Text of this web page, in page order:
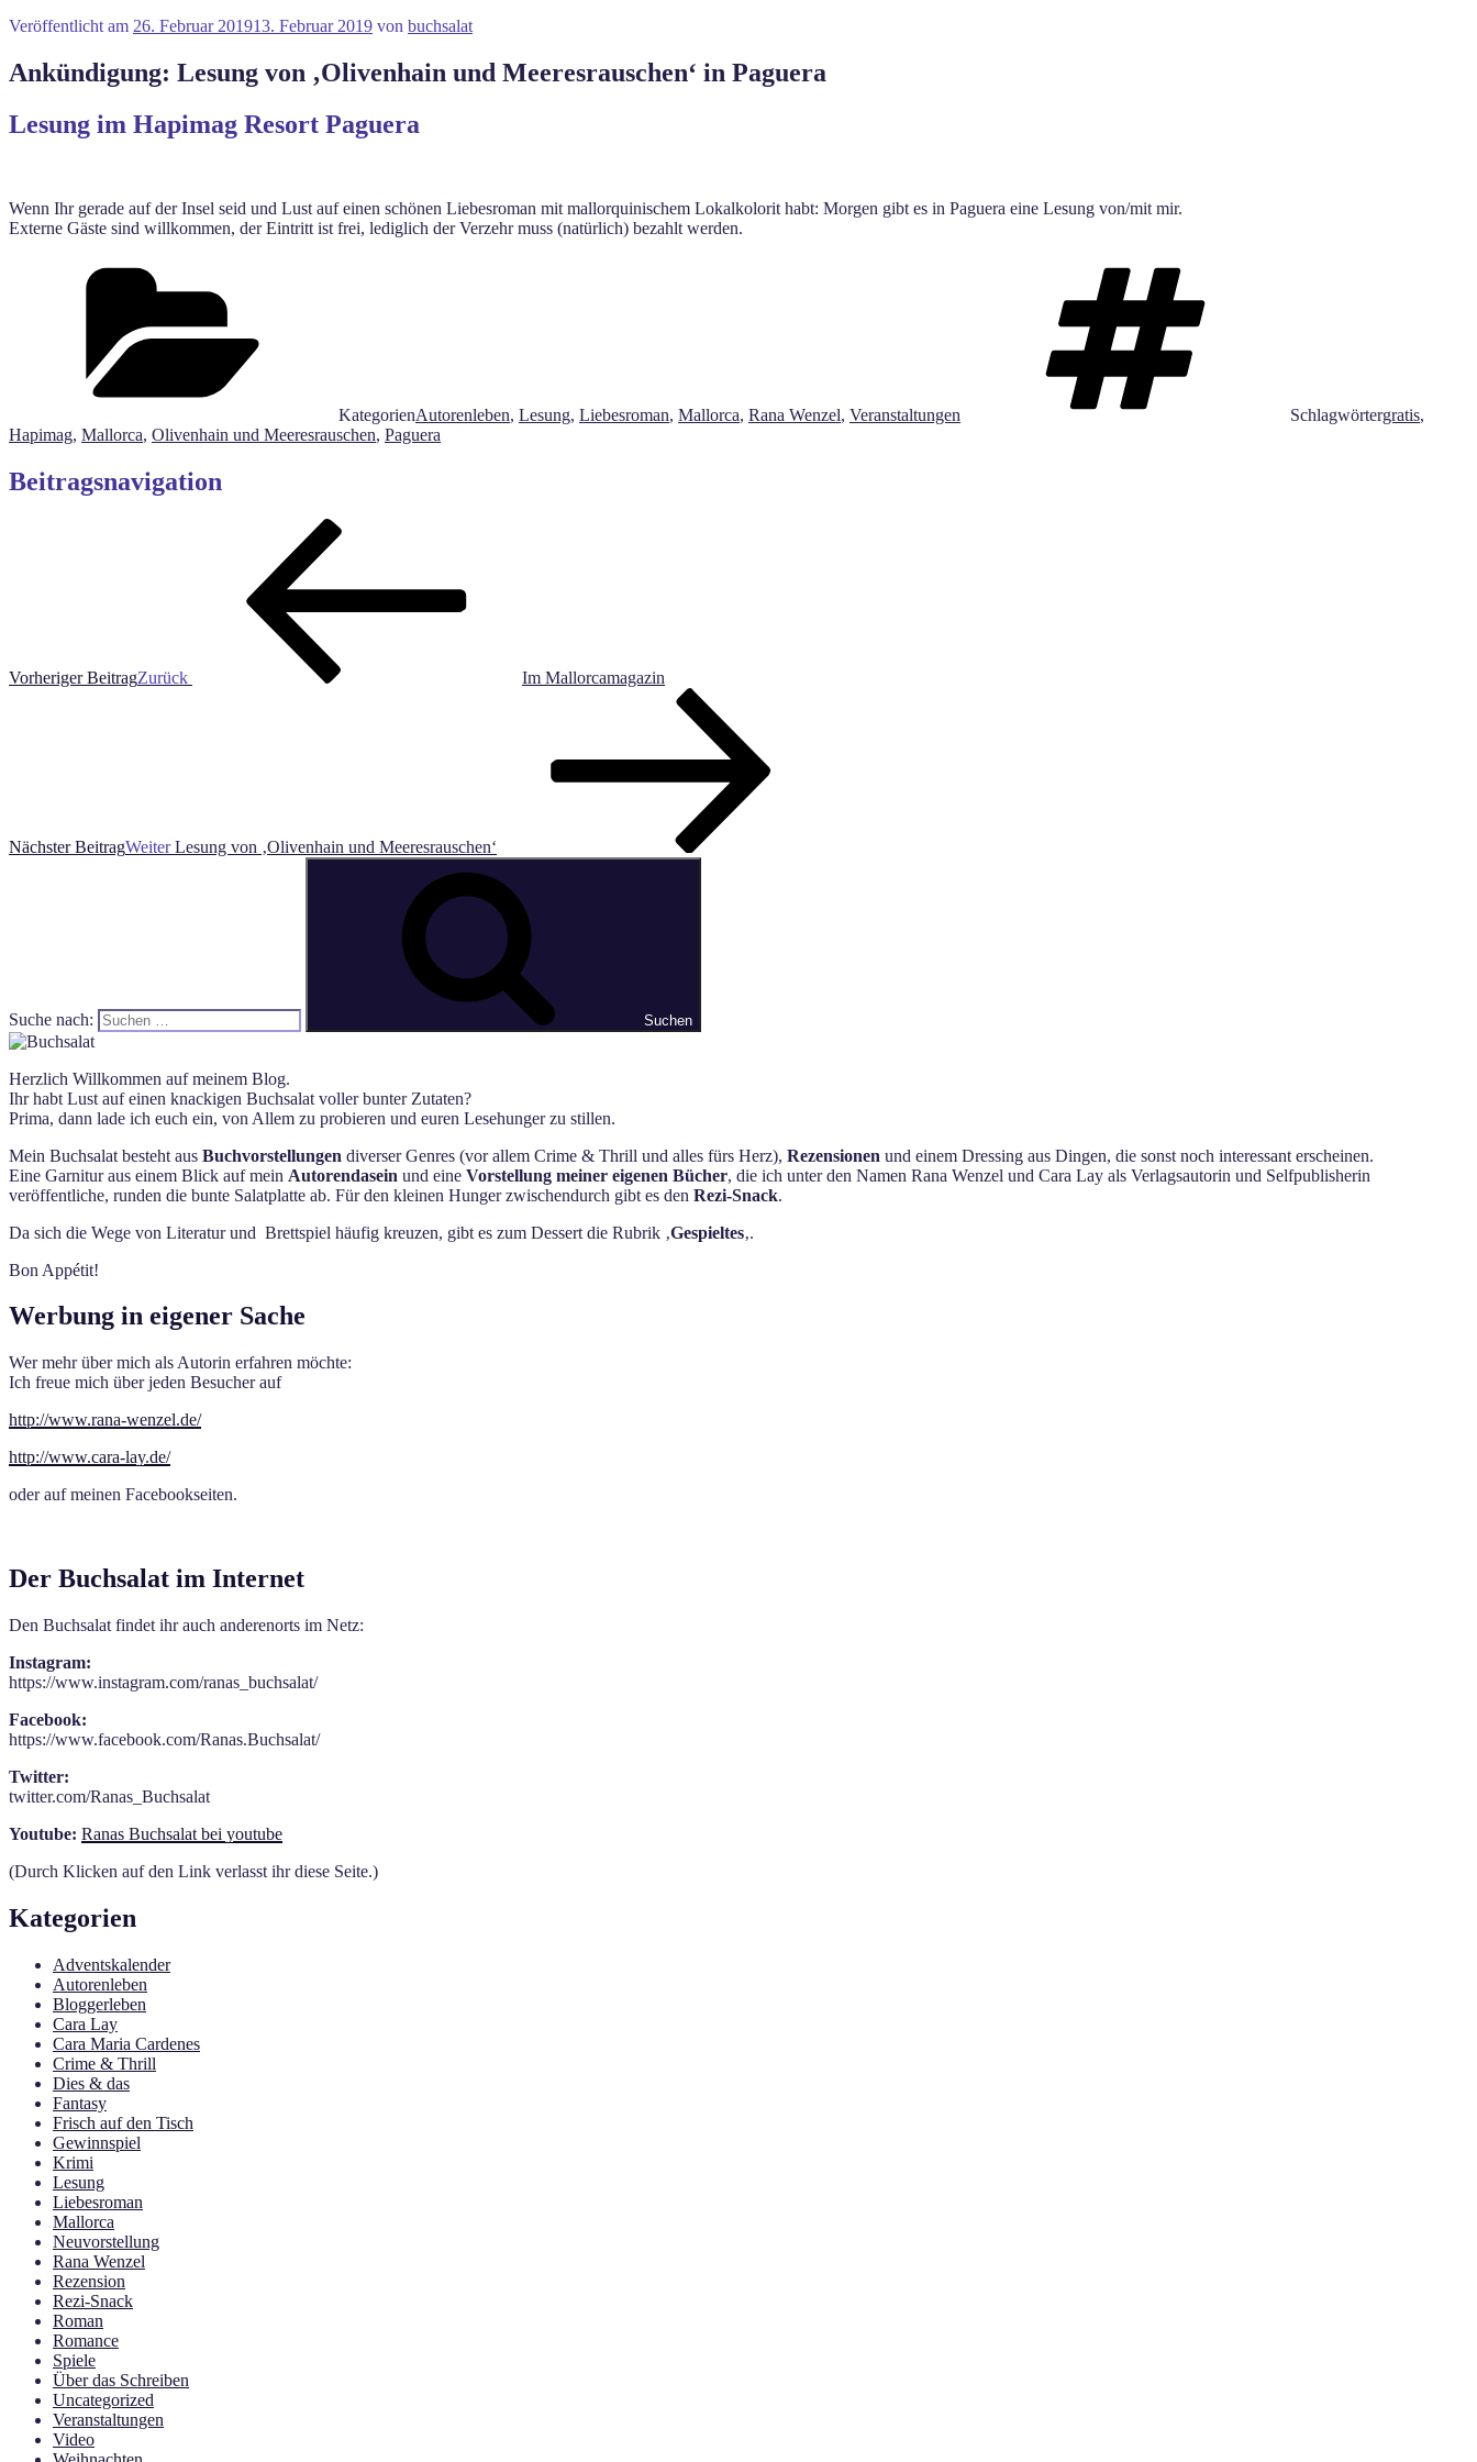
Veröffentlicht am 26. Februar 201913. Februar 2019 von buchsalat
Ankündigung: Lesung von ‚Olivenhain und Meeresrauschen‘ in Paguera
Lesung im Hapimag Resort Paguera
Wenn Ihr gerade auf der Insel seid und Lust auf einen schönen Liebesroman mit mallorquinischem Lokalkolorit habt: Morgen gibt es in Paguera eine Lesung von/mit mir.
Externe Gäste sind willkommen, der Eintritt ist frei, lediglich der Verzehr muss (natürlich) bezahlt werden.
KategorienAutorenleben, Lesung, Liebesroman, Mallorca, Rana Wenzel, Veranstaltungen Schlagwörtergratis,
Hapimag, Mallorca, Olivenhain und Meeresrauschen, Paguera
Beitragsnavigation
Vorheriger BeitragZurück Im Mallorcamagazin
Nächster BeitragWeiter Lesung von ‚Olivenhain und Meeresrauschen‘
Suche nach: Suchen
Herzlich Willkommen auf meinem Blog.
Ihr habt Lust auf einen knackigen Buchsalat voller bunter Zutaten?
Prima, dann lade ich euch ein, von Allem zu probieren und euren Lesehunger zu stillen.
Mein Buchsalat besteht aus Buchvorstellungen diverser Genres (vor allem Crime & Thrill und alles fürs Herz), Rezensionen und einem Dressing aus Dingen, die sonst noch interessant erscheinen.
Eine Garnitur aus einem Blick auf mein Autorendasein und eine Vorstellung meiner eigenen Bücher, die ich unter den Namen Rana Wenzel und Cara Lay als Verlagsautorin und Selfpublisherin
veröffentliche, runden die bunte Salatplatte ab. Für den kleinen Hunger zwischendurch gibt es den Rezi-Snack.
Da sich die Wege von Literatur und Brettspiel häufig kreuzen, gibt es zum Dessert die Rubrik ‚Gespieltes‚.
Bon Appétit!
Werbung in eigener Sache
Wer mehr über mich als Autorin erfahren möchte:
Ich freue mich über jeden Besucher auf
http://www.rana-wenzel.de/
http://www.cara-lay.de/
oder auf meinen Facebookseiten.
Der Buchsalat im Internet
Den Buchsalat findet ihr auch anderenorts im Netz:
Instagram:
https://www.instagram.com/ranas_buchsalat/
Facebook:
https://www.facebook.com/Ranas.Buchsalat/
Twitter:
twitter.com/Ranas_Buchsalat
Youtube: Ranas Buchsalat bei youtube
(Durch Klicken auf den Link verlasst ihr diese Seite.)
Kategorien
Adventskalender
Autorenleben
Bloggerleben
Cara Lay
Cara Maria Cardenes
Crime & Thrill
Dies & das
Fantasy
Frisch auf den Tisch
Gewinnspiel
Krimi
Lesung
Liebesroman
Mallorca
Neuvorstellung
Rana Wenzel
Rezension
Rezi-Snack
Roman
Romance
Spiele
Über das Schreiben
Uncategorized
Veranstaltungen
Video